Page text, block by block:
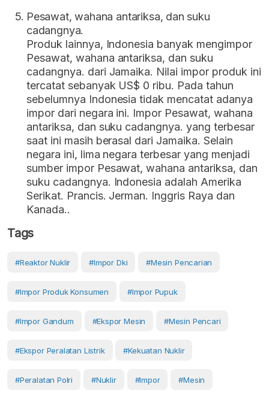
Pesawat, wahana antariksa, dan suku
cadangnya.
Produk lainnya, Indonesia banyak mengimpor
Pesawat, wahana antariksa, dan suku
cadangnya. dari Jamaika. Nilai impor produk ini
tercatat sebanyak US$ 0 ribu. Pada tahun
sebelumnya Indonesia tidak mencatat adanya
impor dari negara ini. Impor Pesawat, wahana
antariksa, dan suku cadangnya. yang terbesar
saat ini masih berasal dari Jamaika. Selain
negara ini, lima negara terbesar yang menjadi
sumber impor Pesawat, wahana antariksa, dan
suku cadangnya. Indonesia adalah Amerika
Serikat. Prancis. Jerman. Inggris Raya dan
Kanada..
Tags
#Reaktor Nuklir #impor Dki #mesin Pencarian
#impor Produk Konsumen #Impor Pupuk
#impor Gandum #ekspor Mesin #mesin Pencari
#ekspor Peralatan Listrik #Kekuatan Nuklir
#peralatan Polri #Nuklir #Impor #Mesin